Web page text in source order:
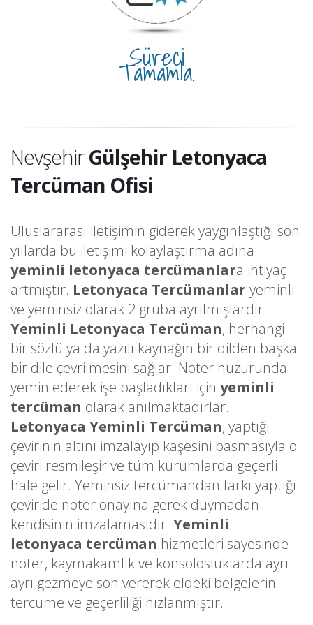
Süreci
Tamamla.
NevşehirGülşehir Letonyaca
Tercüman Ofisi
Uluslararası iletişimin giderek yaygınlaştığı son
yıllarda bu iletişimi kolaylaştırma adına
yeminli letonyaca tercümanlara ihtiyaç
artmıştır. Letonyaca Tercümanlar yeminli
ve yeminsiz olarak 2 gruba ayrılmışlardır.
Yeminli Letonyaca Tercüman, herhangi
bir sözlü ya da yazılı kaynağın bir dilden başka
bir dile çevrilmesini sağlar. Noter huzurunda
yemin ederek işe başladıkları için yeminli
tercüman olarak anılmaktadırlar.
Letonyaca Yeminli Tercüman, yaptığı
çevirinin altını imzalayıp kaşesini basmasıyla o
çeviri resmileşir ve tüm kurumlarda geçerli
hale gelir. Yeminsiz tercümandan farkı yaptığı
çeviride noter onayına gerek duymadan
kendisinin imzalamasıdır. Yeminli
letonyaca tercüman hizmetleri sayesinde
noter, kaymakamlık ve konsolosluklarda ayrı
ayrı gezmeye son vererek eldeki belgelerin
tercüme ve geçerliliği hızlanmıştır.